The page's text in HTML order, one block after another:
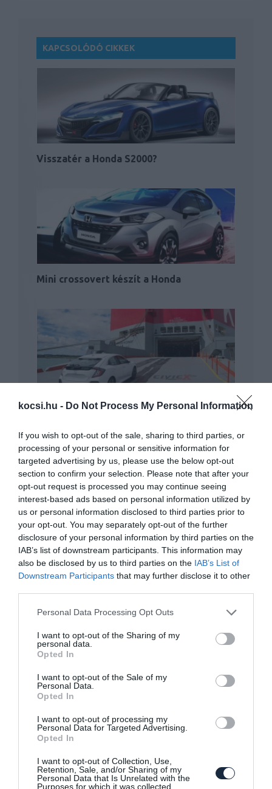
kocsi.hu - Do Not Process My Personal Information
If you wish to opt-out of the sale, sharing to third parties, or
processing of your personal or sensitive information for
targeted advertising by us, please use the below opt-out
section to confirm your selection. Please note that after your
opt-out request is processed you may continue seeing
interest-based ads based on personal information utilized by
us or personal information disclosed to third parties prior to
your opt-out. You may separately opt-out of the further
disclosure of your personal information by third parties on the
IAB’s list of downstream participants. This information may
also be disclosed by us to third parties on the IAB’s List of
Downstream Participants that may further disclose it to other
Please note that this website/app uses one or more Google
not limited to your visit or usage behaviour. You may click to
grant or deny consent to Google and its third-party tags to
use your data for below specified purposes in below Google
consent section.
Personal Data Processing Opt Outs
I want to opt-out of the Sharing of my
personal data.
Opted In
I want to opt-out of the Sale of my
Personal Data.
Opted In
I want to opt-out of processing my
Personal Data for Targeted Advertising.
Opted In
I want to opt-out of Collection, Use,
Retention, Sale, and/or Sharing of my
Personal Data that Is Unrelated with the
Purposes for which it was collected.
KAPCSOLÓDÓ CIKKEK
Visszatér a Honda S2000?
Mini crossovert készít a Honda
Már gyártják az új Honda Civicet
2018-ban érkezhet az új Honda NSX Type-
R verziója
Képernyő áradatot hoz a Honda
elektromos tanulmánya
Carlos Ghosn szerint a Honda hamarosan